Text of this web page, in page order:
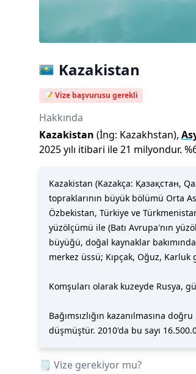
Kazakistan
📝 Vize başvurusu gerekli
Hakkında
Kazakistan (İng: Kazakhstan),
2025yılı itibari ile21 milyondur. %
Kazakistan (Kazakça: Қазақстан,
topraklarının büyük bölümü Orta
Özbekistan, Türkiye ve
yüzölçümü ile (Batı Avrupa'nın
büyüğü, doğal kaynaklar
merkez üssü; Kıpçak, Oğuz,
Komşuları olarak kuzeyde Rusya,
Bağımsızlığın kazanılmasına
düşmüştür. 2010'da bu sayı
🗒️ Vize gerekiyor mu?